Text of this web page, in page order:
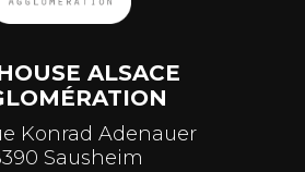
ALSACE
Konrad Adenauer
Sausheim